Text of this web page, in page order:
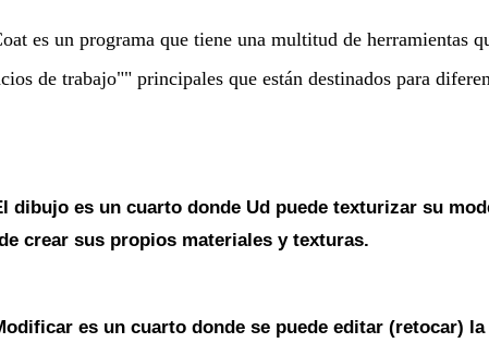
es un programa que tiene una multitud de herramientas
de trabajo"" principales que están destinados para
dibujo es un cuarto donde Ud puede texturizar su
crear sus propios materiales y texturas.
es un cuarto donde se puede editar (retocar)